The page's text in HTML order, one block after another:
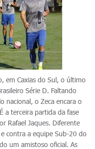
em Caxias do Sul, o último
Série D. Faltando
nacional, o Zeca encara o
a terceira partida da fase
Rafael Jaques. Diferente
contra a equipe Sub-20 do
um amistoso oficial. As